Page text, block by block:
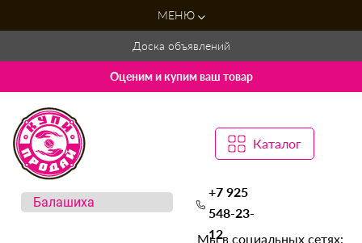
МЕНЮ
Доска объявлений
Оценим и купим ваш товар
Каталог
+7 925
548-23-
12
Мы в социальных сетях: